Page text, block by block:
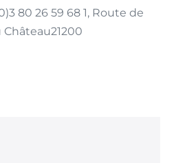
80 26 59 68 1, Route de
Château21200